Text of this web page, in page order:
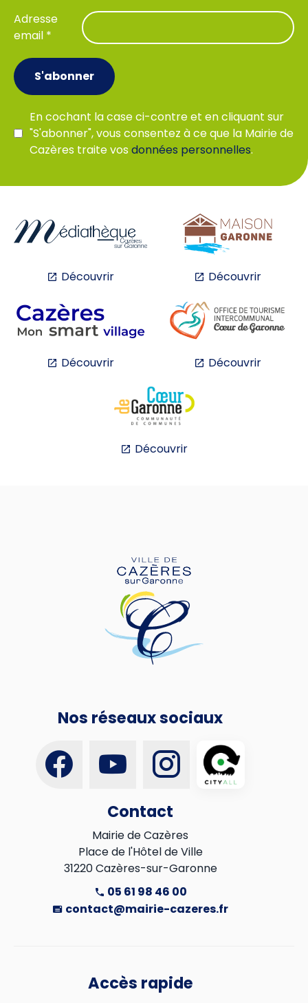
Adresse
email *
En cochant la case ci-contre et en cliquant sur
"S'abonner", vous consentez à ce que la Mairie de
Cazères traite vosdonnées personnelles.
S'abonner
Découvrir Découvrir
Découvrir Découvrir
Découvrir
Nos réseaux sociaux
Contact
Mairie de Cazères
Place de l'Hôtel de Ville
31220 Cazères-sur-Garonne
05 61 98 46 00
contact@mairie-cazeres.fr
Accès rapide